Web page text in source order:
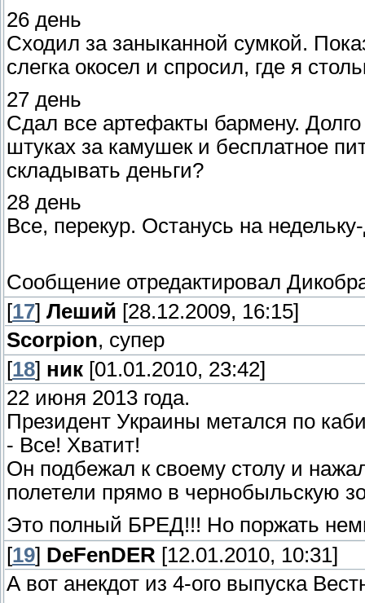
26 день
Сходил за заныканной сумкой.
слегка окосел и спросил, где я
27 день
Сдал все артефакты бармену.
штуках за камушек и бесплатное
складывать деньги?
28 день
Все, перекур. Останусь на
Сообщение отредактировал
[17] Леший [28.12.2009, 16:15]
Scorpion, супер
[18] ник [01.01.2010, 23:42]
22 июня 2013 года.
Президент Украины метался по
- Все! Хватит!
Он подбежал к своему столу и
полетели прямо в чернобыльскую
Это полный БРЕД!!! Но поржать
[19] DeFenDER [12.01.2010, 10:31]
А вот анекдот из 4-ого выпуска